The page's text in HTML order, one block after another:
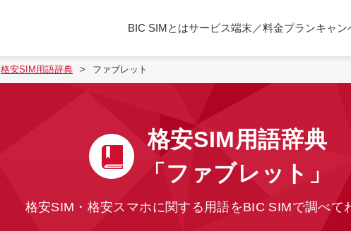
BIC SIMとはサービス端末／料金プランキャン
格安SIM用語辞典 ファブレット
格安SIM用語辞典
「ファブレット」
格安SIM・格安スマホに関する用語をBIC SIMで調べて